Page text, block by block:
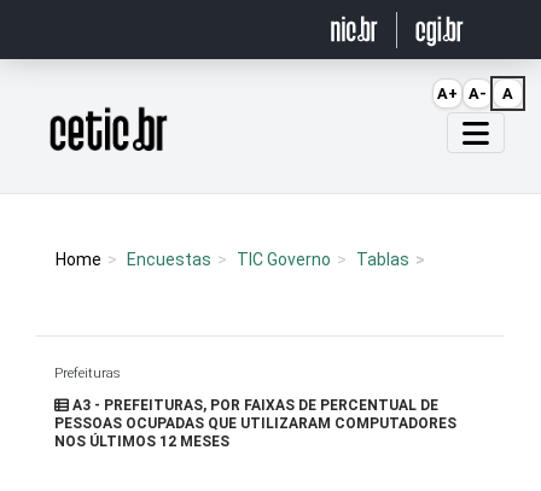
Página inicial
Home Encuestas TIC Governo Tablas
Prefeituras
A3 - PREFEITURAS, POR FAIXAS DE PERCENTUAL DE
PESSOAS OCUPADAS QUE UTILIZARAM COMPUTADORES
NOS ÚLTIMOS 12 MESES
A+ A- A